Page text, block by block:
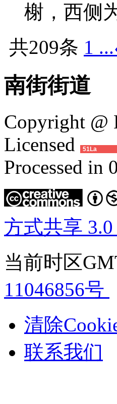
榭，西侧
共209条 1 ...
南街街道
Copyright
Licensed
51La
Processed in
方式共享
当前时区
11046856号
清除
联系我们